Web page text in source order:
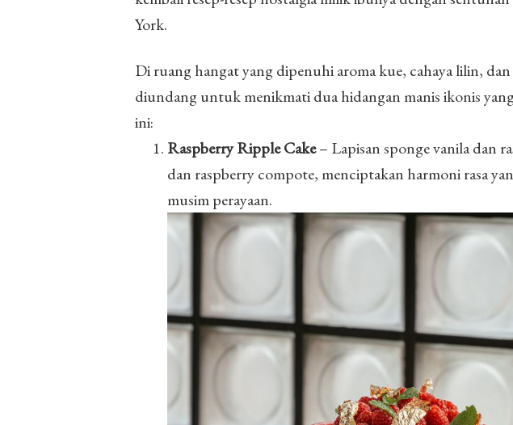
York.
Di ruang hangat yang dipenuhi aroma kue, cahaya lilin,
diundang untuk menikmati dua hidangan manis ikonis
ini:
Raspberry Ripple Cake– Lapisan sponge vanila dan
dan raspberry compote, menciptakan harmoni rasa
musim perayaan.